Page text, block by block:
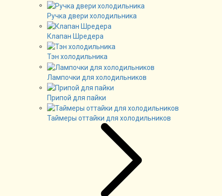
Ручка двери холодильника
Клапан Шредера
Тэн холодильника
Лампочки для холодильников
Припой для пайки
Таймеры оттайки для холодильников